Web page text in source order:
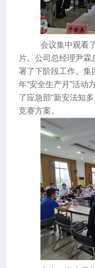
会议集中观看
片。公司总经理尹霖
署了下阶段工作。集
年“安全生产月”活动
了应急部“新安法知
竞赛方案。